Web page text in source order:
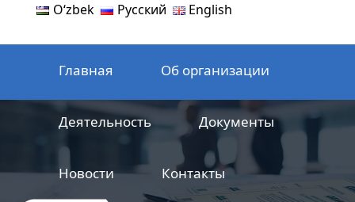
Oʻzbek Русский English
Главная Об организации
Деятельность Документы
Новости Контакты